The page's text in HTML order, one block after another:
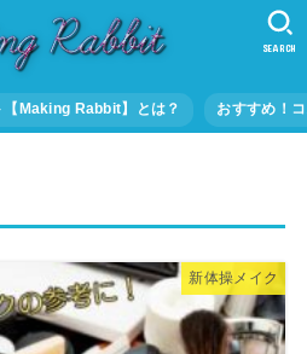
【Making Rabbit】とは？ おすすめ！
SEARCH
新体操メイク